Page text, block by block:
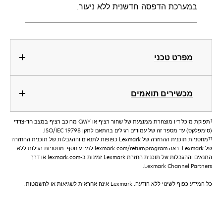
מפרט טכני
מכשירים תואמים
במערכת הדפסה חדשנית ללא ניעור.
†
תפוקת מיכל דיו מוצהרת ממוצעת של שחור רציף או CMY מרוכב רציף במצב חד-צדדי
(סימפלקס) עד מספר זה של עמודים רגילים בהתאם לתקן ISO/IEC 19798.
††
מחסניות תוכנית ההחזרה של Lexmark כפופות לתנאים וההגבלות של תוכנית ההחזרה
של Lexmark. ראה lexmark.com/returnprogram למידע נוסף. מחסניות רגילות ללא
התנאים וההגבלות של תוכנית החזרת Lexmark זמינות ב-lexmark.com או דרך
Lexmark Channel Partners.
כל המידע כפוף לשינוי ללא הודעה. Lexmark אינה אחראית לשגיאות או להשמטות.